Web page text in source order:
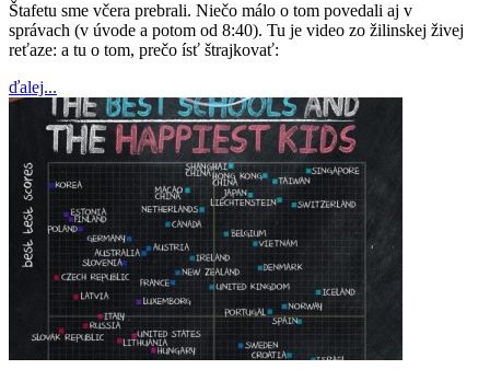
Štafetu sme včera prebrali. Niečo málo o tom povedali aj v
správach (v úvode a potom od 8:40). Tu je video zo žilinskej živej
reťaze: a tu o tom, prečo ísť štrajkovať:
ďalej...